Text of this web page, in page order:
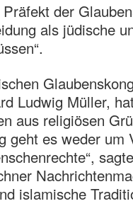
der
als jüdische
Ludwig Müller,
aus religiösen
geht es weder
islamische